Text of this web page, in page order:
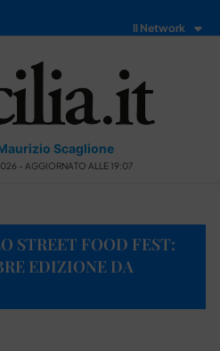
Il Network
Scaglione
- AGGIORNATO ALLE 19:07
STREET FOOD FEST:
EDIZIONE DA